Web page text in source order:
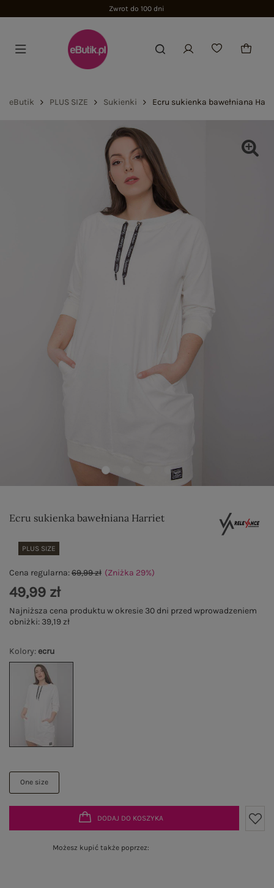
Zwrot do 100 dni
eButik PLUS SIZE Sukienki Ecru sukienka bawełniana
Ecru sukienka bawełniana Harriet
PLUS SIZE
Kolory: ecru
One size
Cena regularna:69,99 zł (Zniżka 29%)
49,99 zł
Najniższa cena produktu w okresie 30 dni przed wprowadzeniem
obniżki: 39,19 zł
DODAJ DO KOSZYKA
Możesz kupić także poprzez: